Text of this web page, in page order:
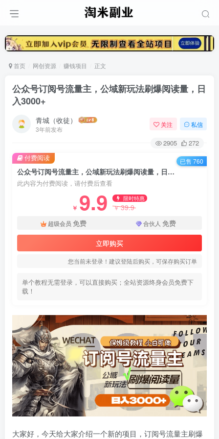
首页 网创资源 赚钱项目 正文
公众号订阅号流量主，公域新玩法刷爆阅读量，日
入3000+
青城（收徒）
3年前发布
关注 私信
2905 272
公众号订阅号流量主，公域新玩法刷爆阅读量，日入3000+
此内容为付费阅读，请付费后查看
￥ 9.9 限时特惠
￥39.9
超级会员 免费 合伙人 免费
立即购买
您当前未登录！建议登陆后购买，可保存购买订单
单个教程无需登录，可以直接购买；全站资源终身会员免费下
载！
付费阅读 已售 760
大家好，今天给大家介绍一个新的项目，订阅号流量主刷爆